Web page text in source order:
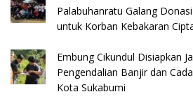
Palabuhanratu Galang
untuk Korban Kebakaran
Embung Cikundul Disiapkan
Pengendalian Banjir dan
Kota Sukabumi